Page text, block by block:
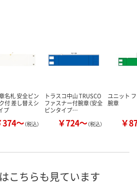
名札 安全ピン
付 差し替えシ
プ
374～（税込）
トラスコ中山 TRUSCO
ファスナー付腕章（安全
ピンタイプ…
￥724～（税込）
ユニット
腕章
￥
こちらも見ています